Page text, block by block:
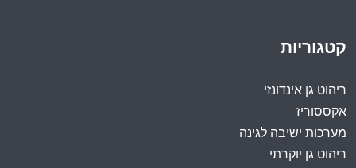
קטגוריות
ריהוט גן אינדונזי
אקססוריז
מערכות ישיבה לגינה
ריהוט גן יוקרתי